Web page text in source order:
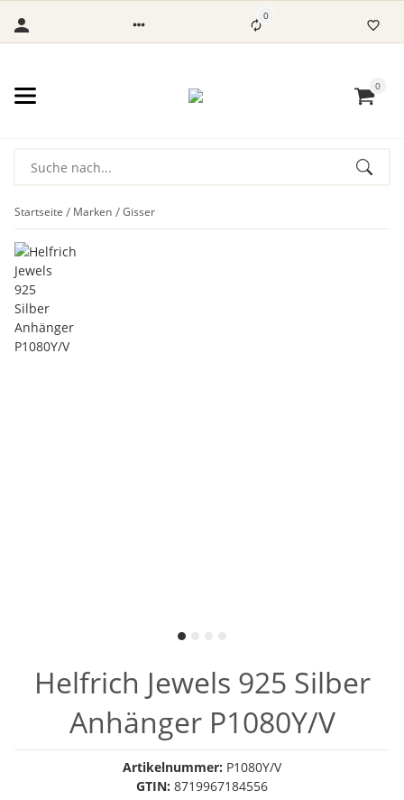
0
0
Startseite Marken Gisser
Helfrich Jewels 925 Silber
Anhänger P1080Y/V
Artikelnummer: P1080Y/V
GTIN: 8719967184556